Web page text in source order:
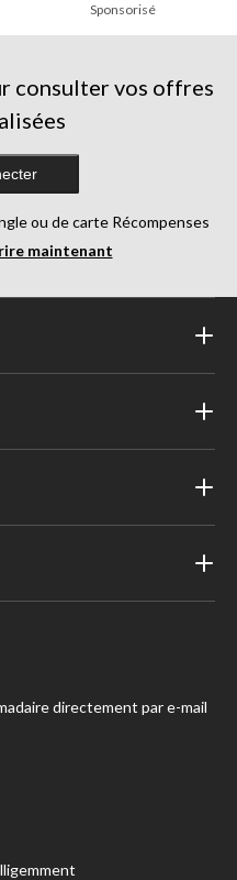
Sponsorisé
consulter vos offres
ou de carte Récompenses
maintenant
directement par e-mail